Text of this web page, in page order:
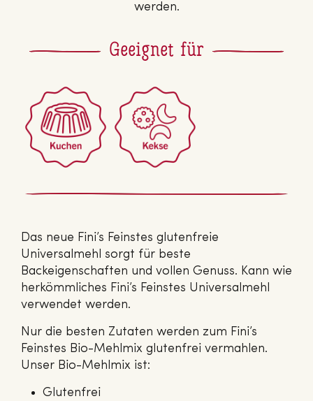
werden.
Geeignet für
Das neue Fini’s Feinstes glutenfreie
Universalmehl sorgt für beste
Backeigenschaften und vollen Genuss. Kann wie
herkömmliches Fini’s Feinstes Universalmehl
verwendet werden.
Nur die besten Zutaten werden zum Fini’s
Feinstes Bio-Mehlmix glutenfrei vermahlen.
Unser Bio-Mehlmix ist:
Glutenfrei